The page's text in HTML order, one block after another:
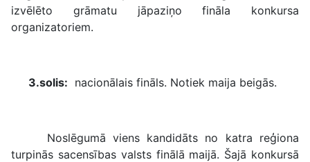
izvēlēto grāmatu jāpaziņo fināla konkursa
organizatoriem.
3.solis: nacionālais fināls. Notiek maija beigās.
Noslēgumā viens kandidāts no katra reģiona
turpinās sacensības valsts finālā maijā. Šajā konkursā